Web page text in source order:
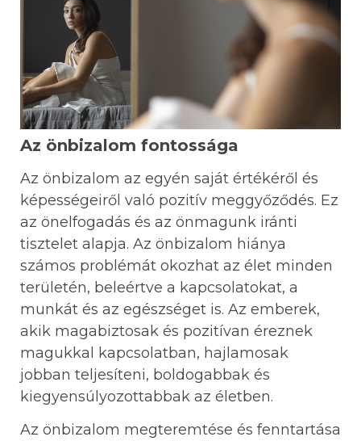
Az önbizalom fontossága
Az önbizalom az egyén saját értékéről és
képességeiről való pozitív meggyőződés. Ez
az önelfogadás és az önmagunk iránti
tisztelet alapja. Az önbizalom hiánya
számos problémát okozhat az élet minden
területén, beleértve a kapcsolatokat, a
munkát és az egészséget is. Az emberek,
akik magabiztosak és pozitívan éreznek
magukkal kapcsolatban, hajlamosak
jobban teljesíteni, boldogabbak és
kiegyensúlyozottabbak az életben.
Az önbizalom megteremtése és fenntartása